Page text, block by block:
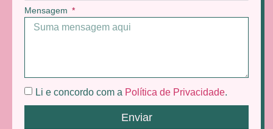
Mensagem
Li e concordo com a Política de Privacidade.
Enviar